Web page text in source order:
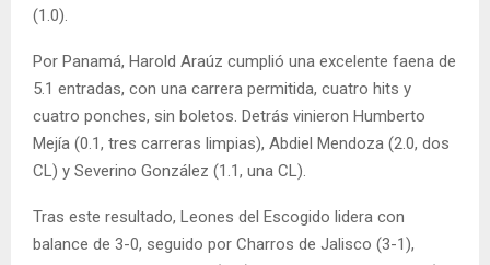
(1.0).
Por Panamá, Harold Araúz cumplió una excelente faena de
5.1 entradas, con una carrera permitida, cuatro hits y
cuatro ponches, sin boletos. Detrás vinieron Humberto
Mejía (0.1, tres carreras limpias), Abdiel Mendoza (2.0, dos
CL) y Severino González (1.1, una CL).
Tras este resultado, Leones del Escogido lidera con
balance de 3-0, seguido por Charros de Jalisco (3-1),